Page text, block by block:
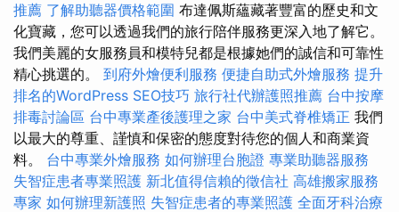
推薦 了解助聽器價格範圍 布達佩斯蘊藏著豐富的歷史和文
化寶藏，您可以透過我們的旅行陪伴服務更深入地了解它。
我們美麗的女服務員和模特兒都是根據她們的誠信和可靠性
精心挑選的。 到府外燴便利服務 便捷自助式外燴服務 提升
排名的WordPress SEO技巧 旅行社代辦護照推薦 台中按摩
排毒討論區 台中專業產後護理之家 台中美式脊椎矯正 我們
以最大的尊重、謹慎和保密的態度對待您的個人和商業資
料。 台中專業外燴服務 如何辦理台胞證 專業助聽器服務
失智症患者專業照護 新北值得信賴的徵信社 高雄搬家服務
專家 如何辦理新護照 失智症患者的專業照護 全面牙科治療